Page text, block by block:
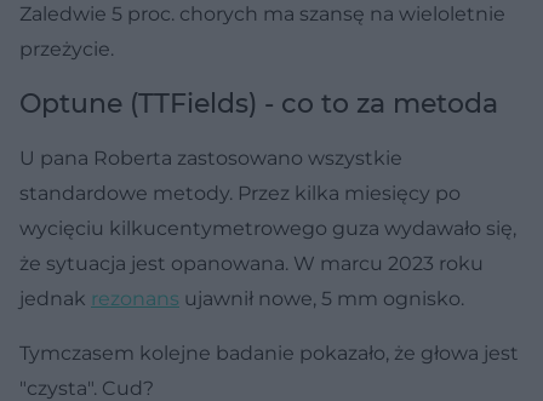
Zaledwie 5 proc. chorych ma szansę na wieloletnie
przeżycie.
Optune (TTFields) - co to za metoda
U pana Roberta zastosowano wszystkie
standardowe metody. Przez kilka miesięcy po
wycięciu kilkucentymetrowego guza wydawało się,
że sytuacja jest opanowana. W marcu 2023 roku
jednak rezonans ujawnił nowe, 5 mm ognisko.
Tymczasem kolejne badanie pokazało, że głowa jest
"czysta". Cud?